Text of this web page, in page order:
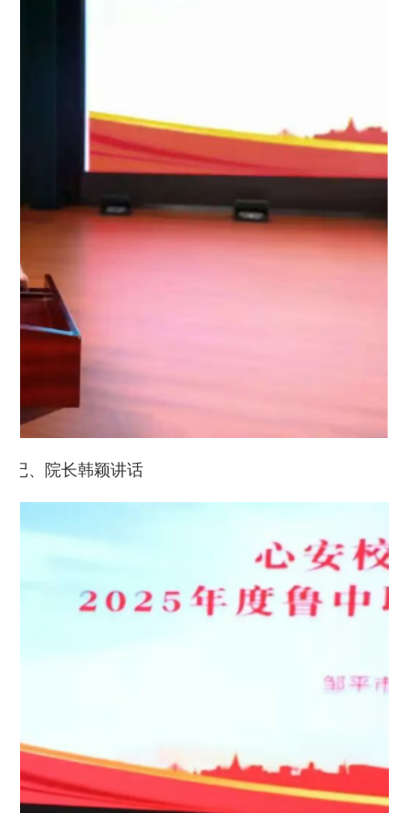
记、院长韩颖讲话